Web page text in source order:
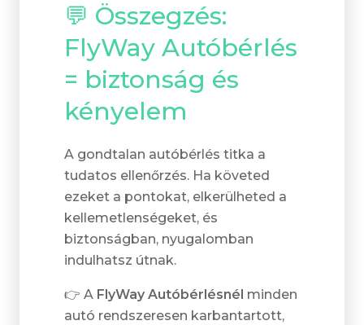
💬 Összegzés:
FlyWay Autóbérlés
= biztonság és
kényelem
A gondtalan autóbérlés titka a
tudatos ellenőrzés. Ha követed
ezeket a pontokat, elkerülheted a
kellemetlenségeket, és
biztonságban, nyugalomban
indulhatsz útnak.
👉 A FlyWay Autóbérlésnél minden
autó rendszeresen karbantartott,